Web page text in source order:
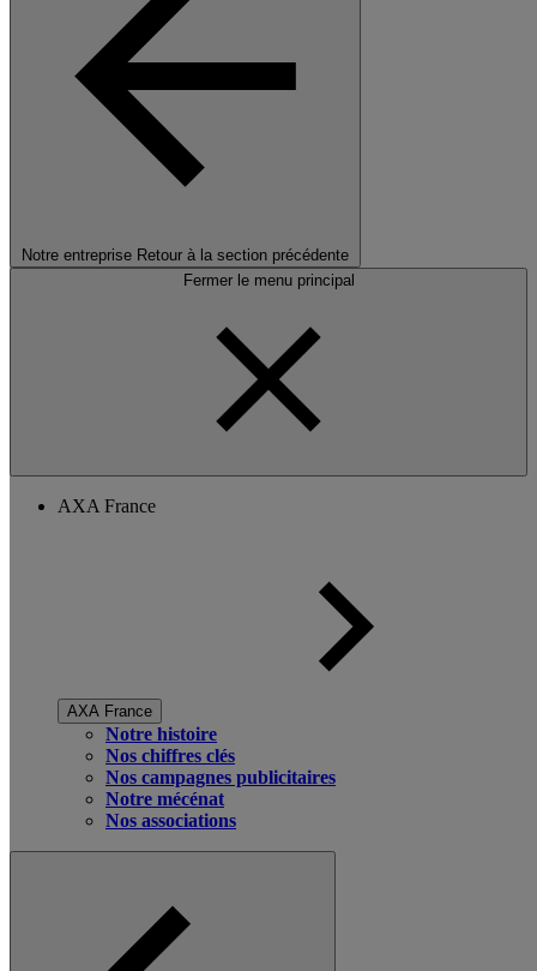
Notre entreprise Retour à la section précédente
Fermer le menu principal
AXA France
AXA France
Notre histoire
Nos chiffres clés
Nos campagnes publicitaires
Notre mécénat
Nos associations